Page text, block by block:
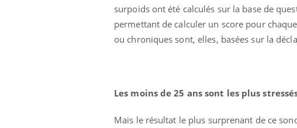
surpoids ont été calculés sur la base de
permettant de calculer un score pour
ou chroniques sont, elles, basées sur la
Les moins de 25 ans sont les plus
Mais le résultat le plus surprenant de ce